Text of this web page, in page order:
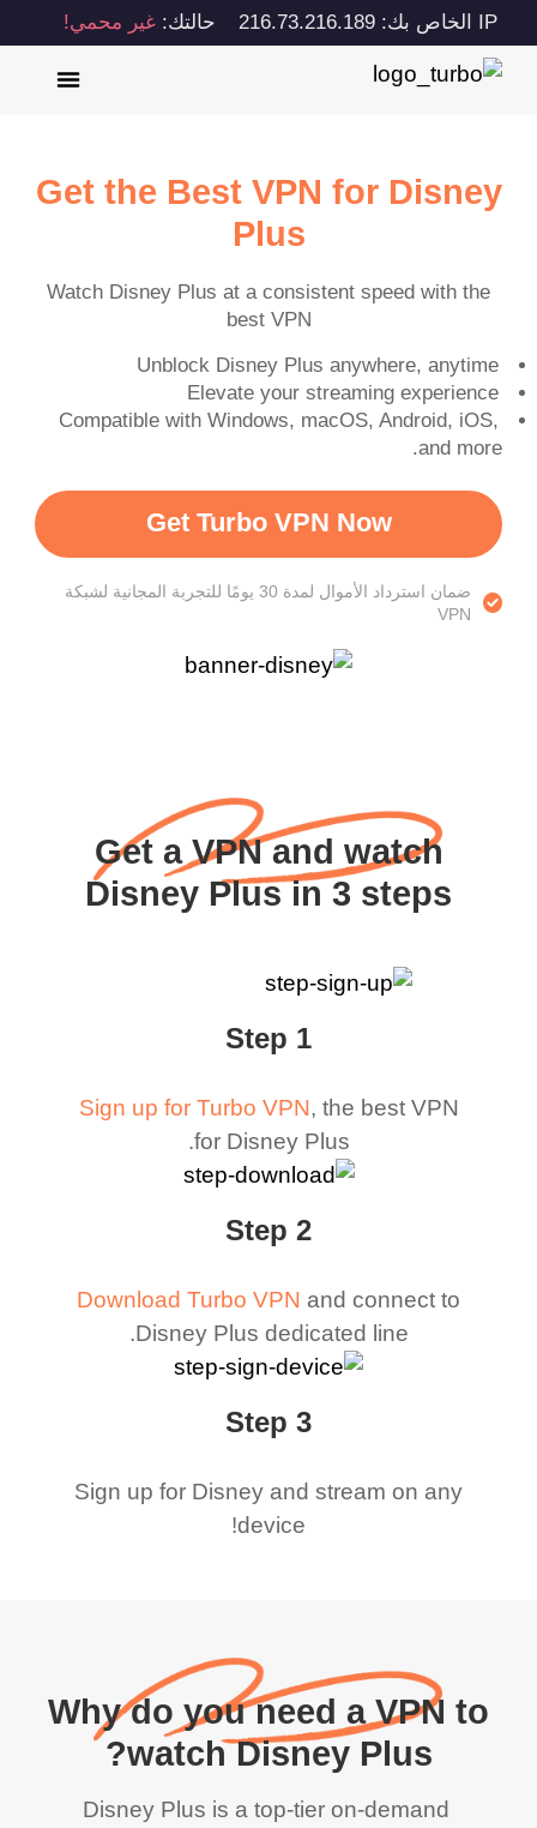
IP الخاص بك: 216.73.216.189 حالتك:غير محمي!
Get the Best VPN for Disney
Plus
Watch Disney Plus at a consistent speed with the
best VPN
Unblock Disney Plus anywhere, anytime
Elevate your streaming experience
Compatible with Windows, macOS, Android, iOS,
and more.
Get Turbo VPN Now
ضمان استرداد الأموال لمدة 30 يومًا للتجربة المجانية لشبكة
VPN
Get a VPN and watch
Disney Plus in 3 steps
Step 1
Sign up for Turbo VPN, the best VPN
for Disney Plus.
Step 2
Download Turbo VPN and connect to
Disney Plus dedicated line.
Step 3
Sign up for Disney and stream on any
device!
Why do you need a VPN to
watch Disney Plus?
Disney Plus is a top-tier on-demand